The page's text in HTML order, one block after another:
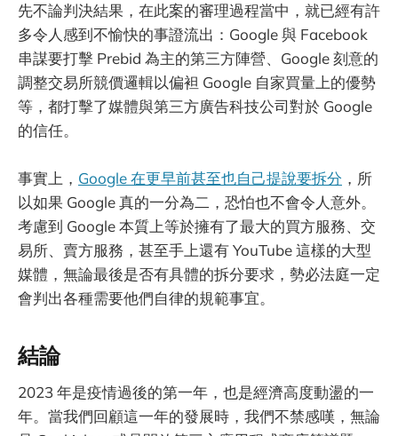
先不論判決結果，在此案的審理過程當中，就已經有許
多令人感到不愉快的事證流出：Google 與 Facebook
串謀要打擊 Prebid 為主的第三方陣營、Google 刻意的
調整交易所競價邏輯以偏袒 Google 自家買量上的優勢
等，都打擊了媒體與第三方廣告科技公司對於 Google
的信任。
事實上， Google 在更早前甚至也自己提說要拆分 ，所
以如果 Google 真的一分為二，恐怕也不會令人意外。
考慮到 Google 本質上等於擁有了最大的買方服務、交
易所、賣方服務，甚至手上還有 YouTube 這樣的大型
媒體，無論最後是否有具體的拆分要求，勢必法庭一定
會判出各種需要他們自律的規範事宜。
結論
2023 年是疫情過後的第一年，也是經濟高度動盪的一
年。當我們回顧這一年的發展時，我們不禁感嘆，無論